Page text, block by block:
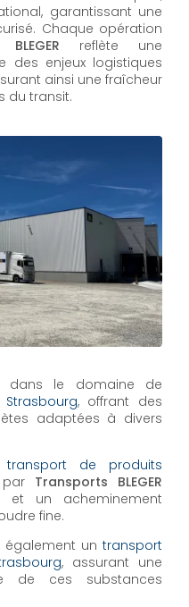
garantissant une
Chaque opération
reflète une
des enjeux logistiques
ainsi une fraîcheur
du transit.
dans le domaine de
, offrant des
adaptées à divers
transport de produits
par Transports BLEGER
et un acheminement
fine.
également un transport
, assurant une
de ces substances